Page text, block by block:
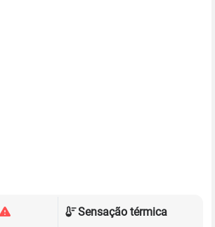
Sensação térmica